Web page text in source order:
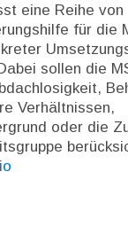
eine Reihe von
für die
sollen die
Verhältnissen,
oder die